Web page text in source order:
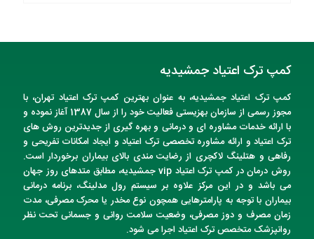
کمپ ترک اعتیاد جمشیدیه
کمپ ترک اعتیادجمشیدیه، به عنوانبهترین کمپ ترک اعتیاد تهران، با
مجوز رسمی از سازمان بهزیستی فعالیت خود را از سال 1387 آغاز نموده و
با ارائه خدمات مشاوره ای و درمانی و بهره گیری از جدیدترین روش های
ترک اعتیاد و ارائه مشاوره تخصصی ترک اعتیاد و ایجاد امکانات تفریحی و
رفاهی و هتلینگ لاکچری از رضایت مندی بالای بیماران برخوردار است.
روش درمان در کمپ ترک اعتیاد vip جمشیدیه، مطابق متدهای روز جهان
می باشد و در این مرکز علاوه بر سیستم رول مدلینگ، برنامه درمانی
بیماران با توجه به پارامترهایی همچون نوع مخدر یا محرک مصرفی، مدت
زمان مصرف و دوز مصرفی، وضعیت سلامت روانی و جسمانی تحت نظر
روانپزشک متخصصترک اعتیاداجرا می شود.